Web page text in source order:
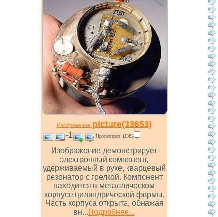
Изображениеpicture(33653)
-1 Просмотров 11063
Изображение демонстрирует
электронный компонент,
удерживаемый в руке, кварцевый
резонатор с грелкой. Компонент
находится в металлическом
корпусе цилиндрической формы.
Часть корпуса открыта, обнажая
вн...Подробнее...